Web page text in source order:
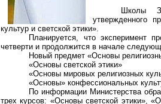
Школы
утвержденного
культур и светской этики».
Планируется, что эксперимент
четверти и продолжится в начале
Новый предмет «Основы
«Основы светской этики»
«Основы мировых религиозных
«Основы» конфессиональных
По информации Министерства
трех курсов: «Основы светской этики»,